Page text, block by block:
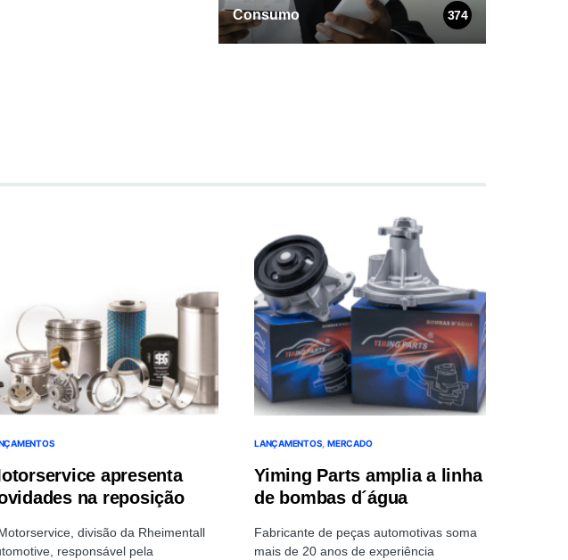
Consumo 374
apresenta
na reposição
divisão da Rheimentall
responsável pela
LANÇAMENTOS MERCADO
Yiming Parts amplia a linha
de bombas d´água
Fabricante de peças automotivas soma
mais de 20 anos de experiência